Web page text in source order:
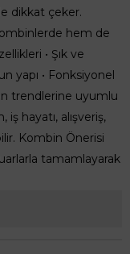
dikkat çeker.
hem de
• Şık ve
yapı • Fonksiyonel
trendlerine uyumlu
hayatı, alışveriş,
Kombin Önerisi
tamamlayarak